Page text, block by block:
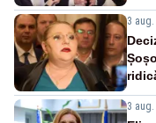
3 aug.
3